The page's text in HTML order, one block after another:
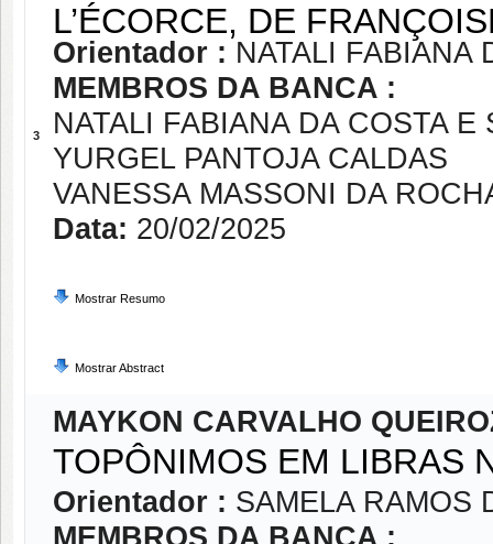
3
L’ÉCORCE, DE
Orientador : NATALI FABIANA
MEMBROS DA BANCA :
NATALI FABIANA DA COSTA E
YURGEL PANTOJA CALDAS
VANESSA MASSONI DA
Data: 20/02/2025
Mostrar Resumo
Mostrar Abstract
MAYKON CARVALHO
TOPÔNIMOS EM LIBRAS
Orientador : SAMELA RAMOS
MEMBROS DA BANCA :